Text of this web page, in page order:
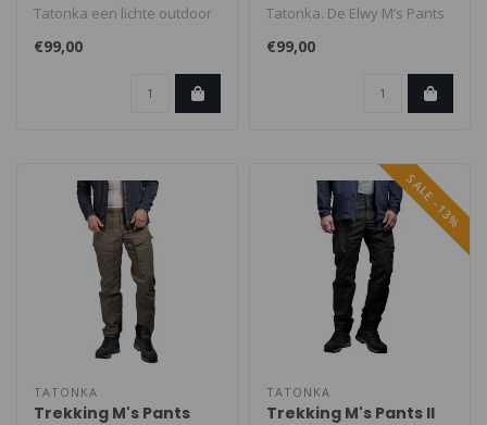
Tatonka een lichte outdoor
softshell broek. Deze
lichtge..
€99,00
Tatonka. De Elwy M’s Pants
een zeer sterke trekking..
€99,00
TATONKA
Trekking M's Pants
SALE -13%
TATONKA
Trekking M's Pants II